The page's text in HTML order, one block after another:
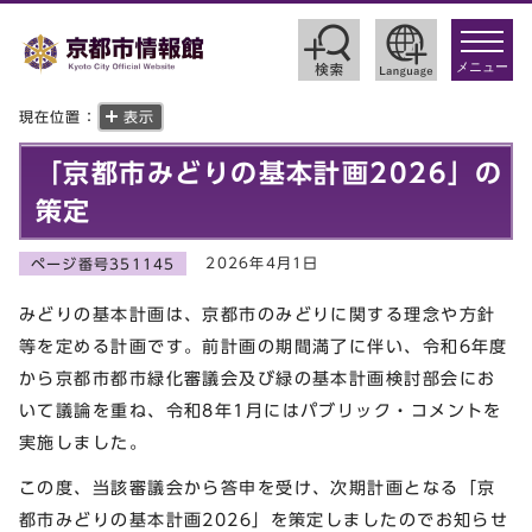
toggle
メニュー
現在位置： 表示
「京都市みどりの基本計画2026」の
策定
ページ番号351145 2026年4月1日
みどりの基本計画は、京都市のみどりに関する理念や方針
等を定める計画です。前計画の期間満了に伴い、令和6年度
から京都市都市緑化審議会及び緑の基本計画検討部会にお
いて議論を重ね、令和8年1月にはパブリック・コメントを
実施しました。
この度、当該審議会から答申を受け、次期計画となる「京
都市みどりの基本計画2026」を策定しましたのでお知らせ